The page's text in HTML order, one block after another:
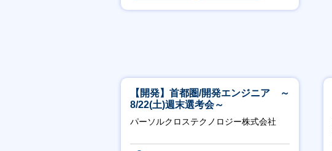
賞与あり
【開発】首都圏/開発エンジニア ～
8/22(土)週末選考会～
パーソルクロステクノロジー株式会社